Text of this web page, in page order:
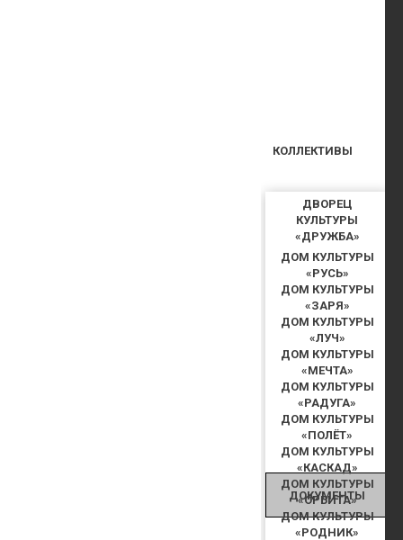
ДВОРЕЦ
КУЛЬТУРЫ
«ДРУЖБА»
ДОМ КУЛЬТУРЫ
«РУСЬ»
ДОМ КУЛЬТУРЫ
«ЗАРЯ»
ДОМ КУЛЬТУРЫ
«ЛУЧ»
ДОМ КУЛЬТУРЫ
«МЕЧТА»
ДОМ КУЛЬТУРЫ
«РАДУГА»
ДОМ КУЛЬТУРЫ
«ПОЛЁТ»
ДОМ КУЛЬТУРЫ
«КАСКАД»
ДОМ КУЛЬТУРЫ
«ОРБИТА»
ДОМ КУЛЬТУРЫ
«РОДНИК»
КОЛЛЕКТИВЫ
ДОКУМЕНТЫ